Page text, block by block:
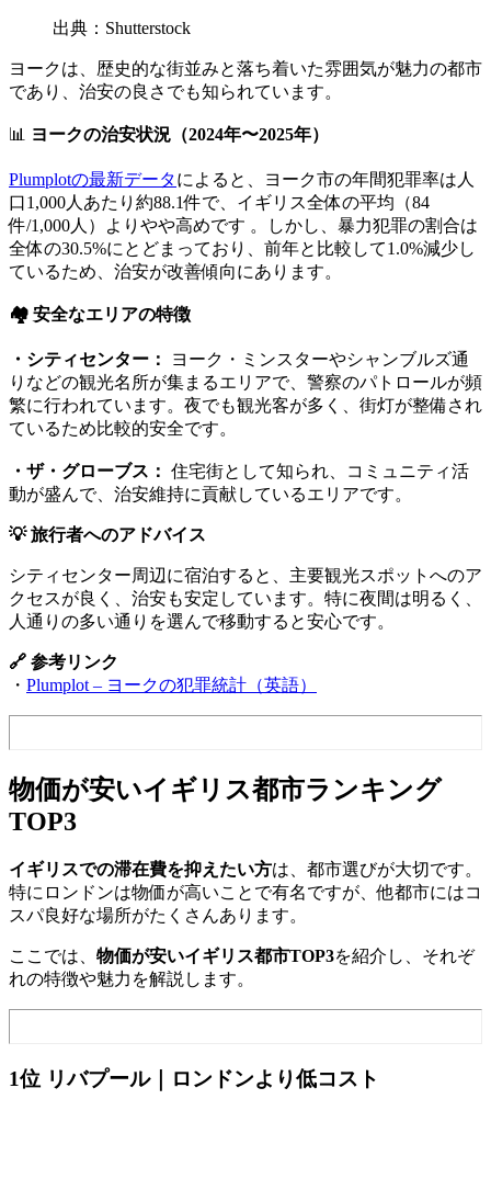
出典：Shutterstock
ヨークは、歴史的な街並みと落ち着いた雰囲気が魅力の都市
であり、治安の良さでも知られています。
📊 ヨークの治安状況（2024年〜2025年）
Plumplotの最新データによると、ヨーク市の年間犯罪率は人
口1,000人あたり約88.1件で、イギリス全体の平均（84
件/1,000人）よりやや高めです 。しかし、暴力犯罪の割合は
全体の30.5%にとどまっており、前年と比較して1.0%減少し
ているため、治安が改善傾向にあります。
🏘️ 安全なエリアの特徴
・シティセンター：
ヨーク・ミンスターやシャンブルズ通
りなどの観光名所が集まるエリアで、警察のパトロールが頻
繁に行われています。夜でも観光客が多く、街灯が整備され
ているため比較的安全です。
・ザ・グローブス： 住宅街として知られ、コミュニティ活
動が盛んで、治安維持に貢献しているエリアです。
💡 旅行者へのアドバイス
シティセンター周辺に宿泊すると、主要観光スポットへのア
クセスが良く、治安も安定しています。特に夜間は明るく、
人通りの多い通りを選んで移動すると安心です。
🔗 参考リンク
・ Plumplot – ヨークの犯罪統計（英語）
物価が安いイギリス都市ランキング
TOP3
イギリスでの滞在費を抑えたい方は、都市選びが大切です。
特にロンドンは物価が高いことで有名ですが、他都市にはコ
スパ良好な場所がたくさんあります。
ここでは、 物価が安いイギリス都市TOP3を紹介し、それぞ
れの特徴や魅力を解説します。
1位 リバプール｜ロンドンより低コスト